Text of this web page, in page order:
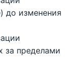
до изменения
за пределами